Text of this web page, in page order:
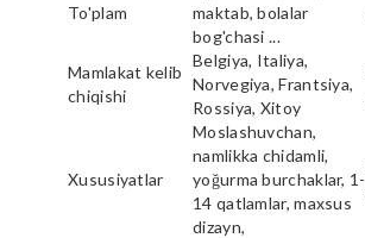
To'plam
maktab, bolalar
bog'chasi ...
Mamlakat kelib
chiqishi
Belgiya, Italiya,
Norvegiya, Frantsiya,
Rossiya, Xitoy
Xususiyatlar
Moslashuvchan,
namlikka chidamli,
yoğurma burchaklar, 1-
14 qatlamlar, maxsus
dizayn,